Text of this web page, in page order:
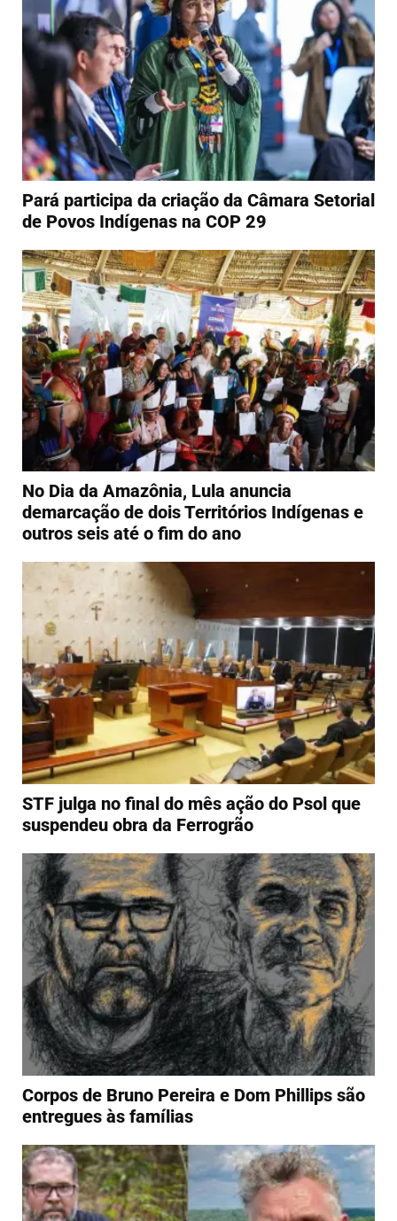
Pará participa da criação da Câmara Setorial
de Povos Indígenas na COP 29
No Dia da Amazônia, Lula anuncia
demarcação de dois Territórios Indígenas e
outros seis até o fim do ano
STF julga no final do mês ação do Psol que
suspendeu obra da Ferrogrão
Corpos de Bruno Pereira e Dom Phillips são
entregues às famílias